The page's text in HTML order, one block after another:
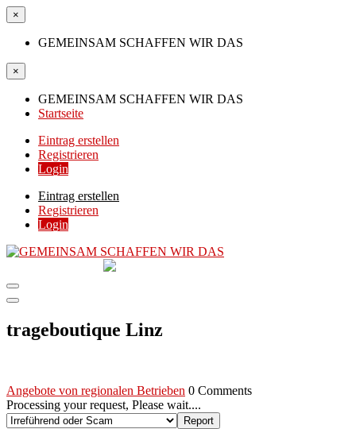
×
GEMEINSAM SCHAFFEN WIR DAS
×
GEMEINSAM SCHAFFEN WIR DAS
Startseite
Eintrag erstellen
Registrieren
Login
Eintrag erstellen
Registrieren
Login
trageboutique Linz
Angebote von regionalen Betrieben 0 Comments
Processing your request, Please wait....